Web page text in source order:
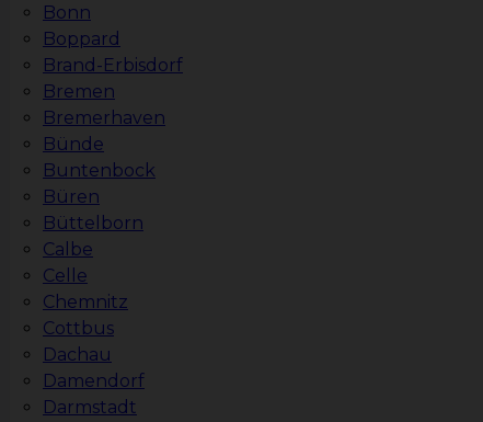
Bonn
Boppard
Brand-Erbisdorf
Bremen
Bremerhaven
Bünde
Buntenbock
Büren
Büttelborn
Calbe
Celle
Chemnitz
Cottbus
Dachau
Damendorf
Darmstadt